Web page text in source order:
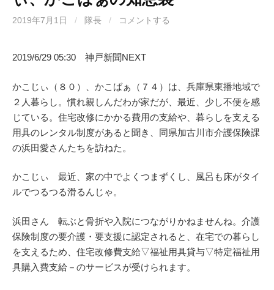
2019年7月1日 / 隊長 / コメントする
2019/6/29 05:30 神戸新聞NEXT
かこじぃ（８０）、かこばぁ（７４）は、兵庫県東播地域で
２人暮らし。慣れ親しんだわが家だが、最近、少し不便を感
じている。住宅改修にかかる費用の支給や、暮らしを支える
用具のレンタル制度があると聞き、同県加古川市介護保険課
の浜田愛さんたちを訪ねた。
かこじぃ 最近、家の中でよくつまずくし、風呂も床がタイ
ルでつるつる滑るんじゃ。
浜田さん 転ぶと骨折や入院につながりかねませんね。介護
保険制度の要介護・要支援に認定されると、在宅での暮らし
を支えるため、住宅改修費支給▽福祉用具貸与▽特定福祉用
具購入費支給－のサービスが受けられます。